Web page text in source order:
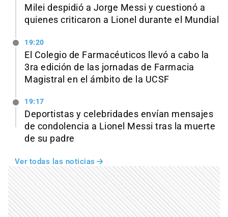
Milei despidió a Jorge Messi y cuestionó a
quienes criticaron a Lionel durante el Mundial
19:20
El Colegio de Farmacéuticos llevó a cabo la
3ra edición de las jornadas de Farmacia
Magistral en el ámbito de la UCSF
19:17
Deportistas y celebridades envían mensajes
de condolencia a Lionel Messi tras la muerte
de su padre
Ver todas las noticias